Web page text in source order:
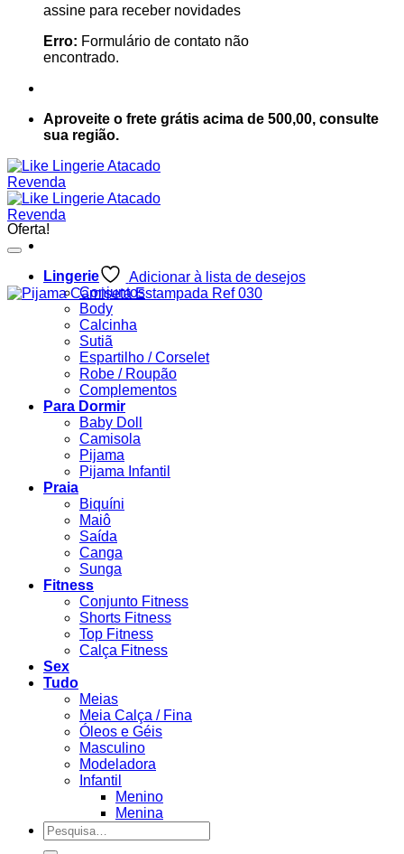
assine para receber novidades
Erro: Formulário de contato não
encontrado.
Aproveite o frete grátis acima de 500,00, consulte
sua região.
Lingerie
Conjuntos
Body
Calcinha
Sutiã
Espartilho / Corselet
Robe / Roupão
Complementos
Para Dormir
Baby Doll
Camisola
Pijama
Pijama Infantil
Praia
Biquíni
Maiô
Saída
Canga
Sunga
Fitness
Conjunto Fitness
Shorts Fitness
Top Fitness
Calça Fitness
Sex
Tudo
Meias
Meia Calça / Fina
Óleos e Géis
Masculino
Modeladora
Infantil
Menino
Menina
Pesquisar
por:
Oferta!
Adicionar à lista de desejos